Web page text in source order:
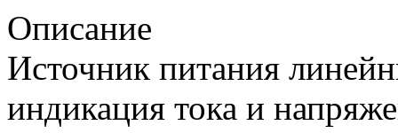
Описание
Источник питания
индикация тока и